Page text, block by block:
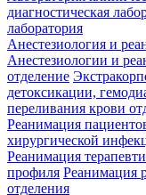
диагностическая
лаборатория
Анестезиология и
Анестезиологии и
отделение
детоксикации,
переливания крови
Реанимация
хирургической
Реанимация
профиля Реанимация
отделения